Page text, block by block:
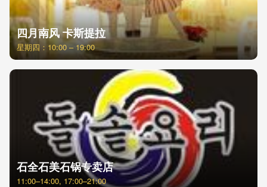
四月南风 卡斯提拉
星期四：10:00 – 19:00
石全石美石锅专卖店
11:00–14:00, 17:00–21:00